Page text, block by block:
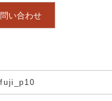
い合わせ
fuji_p10